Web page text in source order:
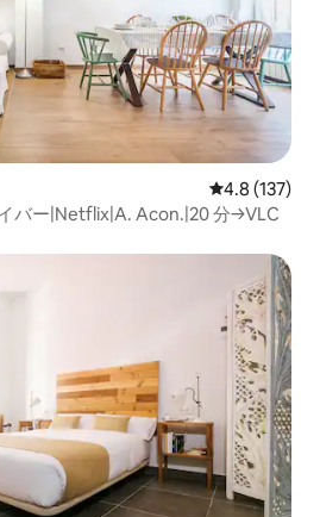
レビュー137
4.8 (137)
バー|Netflix|A. Acon.|20 分→VLC